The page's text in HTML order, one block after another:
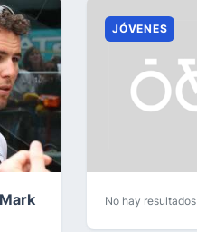
JÓVENES
No hay resultados